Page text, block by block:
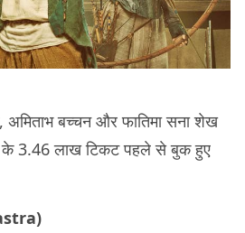
बच्चन और फातिमा सना शेख
के 3.46 लाख टिकट पहले से बुक हुए